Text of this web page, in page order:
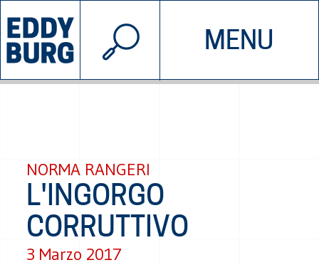
MENU
INIZIATIVE CHI SIAMO
© 2026 EDDYBURG
NORMA RANGERI
L'INGORGO
CORRUTTIVO
3 Marzo 2017